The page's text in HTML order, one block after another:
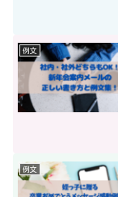
例文
例文